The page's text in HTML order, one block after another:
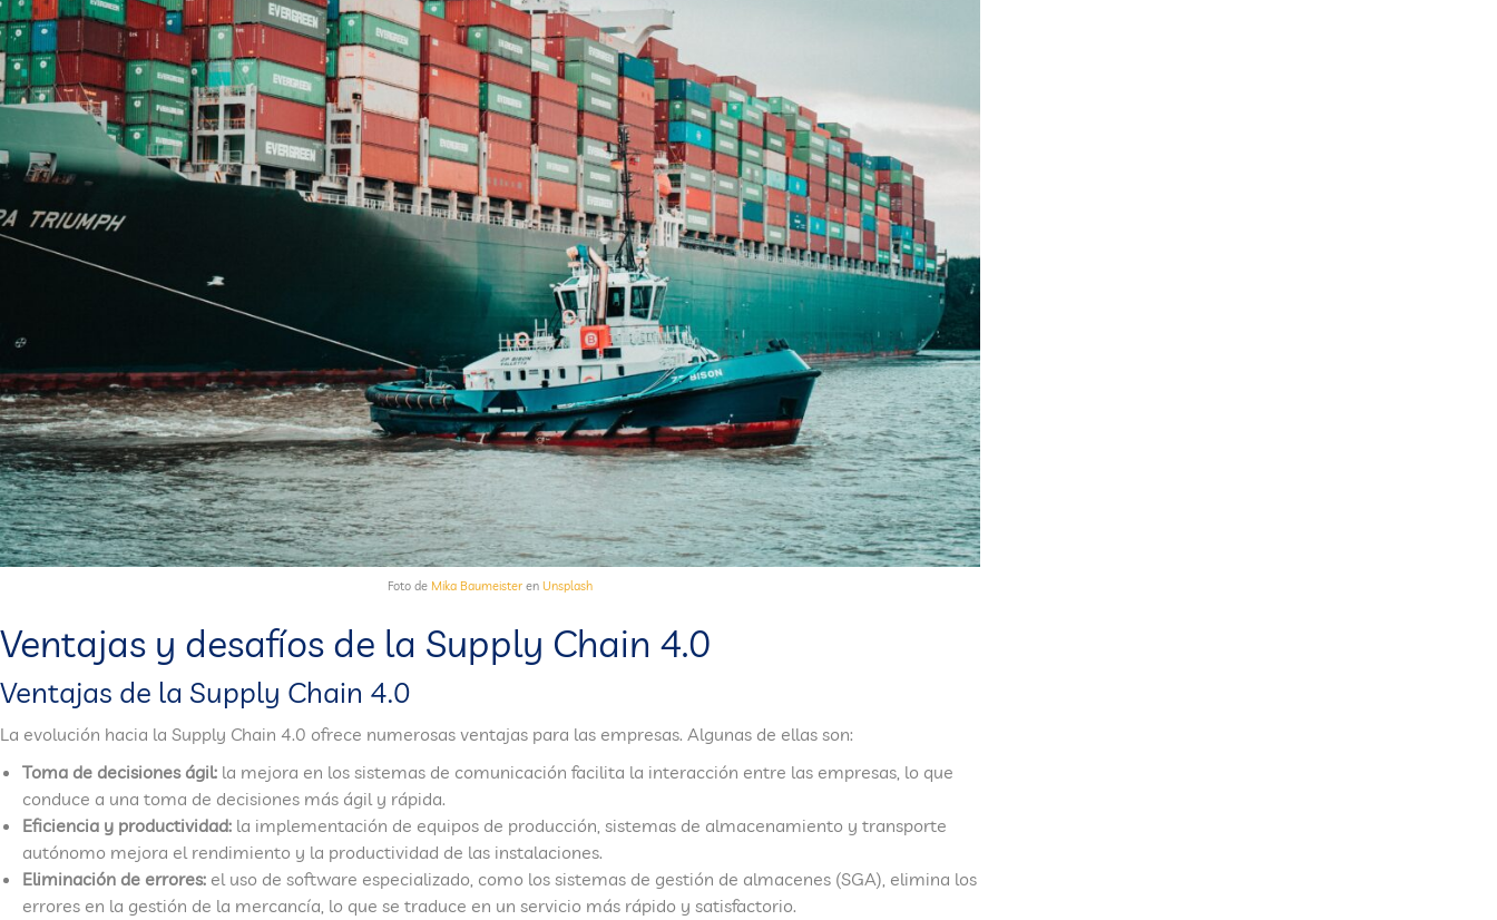
Foto de Mika Baumeister en Unsplash
Ventajas y desafíos de la Supply Chain 4.0
Ventajas de la Supply Chain 4.0
La evolución hacia la Supply Chain 4.0 ofrece numerosas ventajas para las empresas. Algunas de ellas son:
Toma de decisiones ágil: la mejora en los sistemas de comunicación facilita la interacción entre las empresas, lo que
conduce a una toma de decisiones más ágil y rápida.
Eficiencia y productividad: la implementación de equipos de producción, sistemas de almacenamiento y transporte
autónomo mejora el rendimiento y la productividad de las instalaciones.
Eliminación de errores: el uso de software especializado, como los sistemas de gestión de almacenes (SGA), elimina los
errores en la gestión de la mercancía, lo que se traduce en un servicio más rápido y satisfactorio.